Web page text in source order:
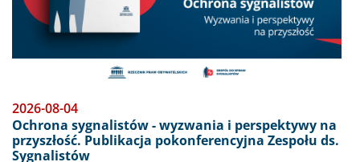
2026-08-04
Ochrona sygnalistów - wyzwania i perspektywy na
przyszłość. Publikacja pokonferencyjna Zespołu ds.
Sygnalistów